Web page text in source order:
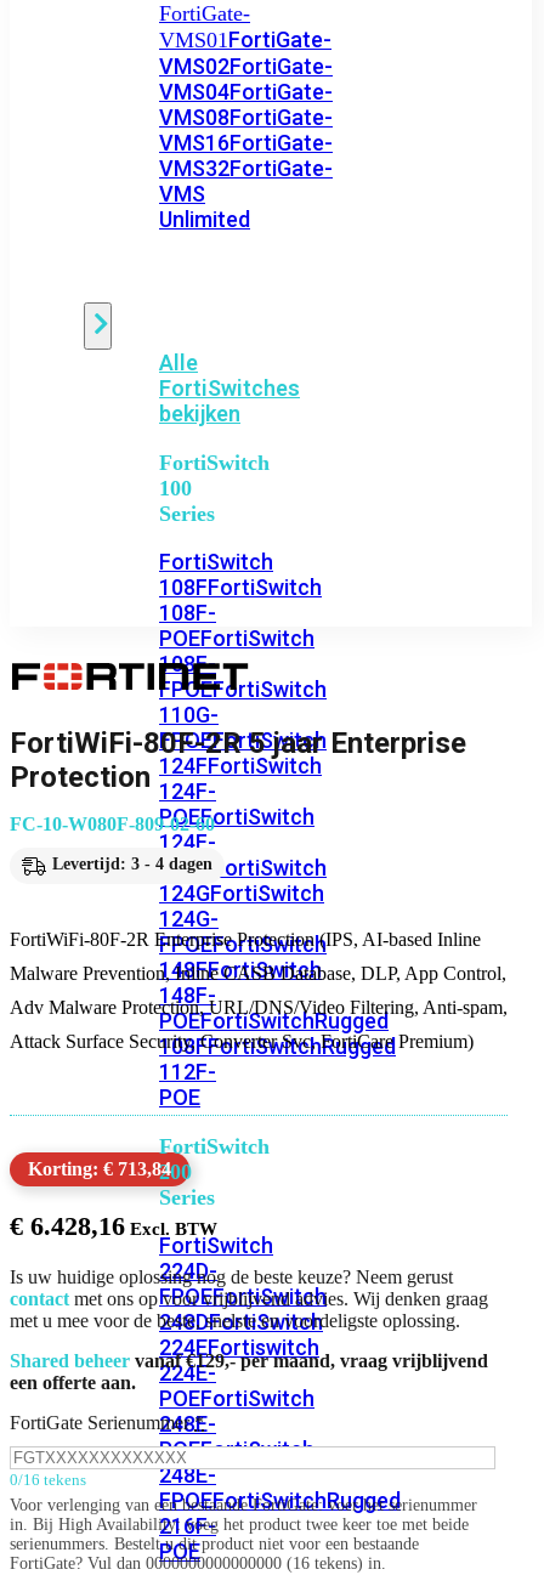
FortiGate-
VMS01FortiGate-
VMS02FortiGate-
VMS04FortiGate-
VMS08FortiGate-
VMS16FortiGate-
VMS32FortiGate-
VMS
Unlimited
Alle
FortiSwitches
bekijken
FortiSwitch
100
Series
FortiSwitch
108FFortiSwitch
108F-
POEFortiSwitch
108F-
FPOEFortiSwitch
110G-
FPOEFortiSwitch
124FFortiSwitch
124F-
POEFortiSwitch
124F-
FPOE FortiSwitch
124GFortiSwitch
124G-
FPOEFortiSwitch
148FFortiSwitch
148F-
POEFortiSwitchRugged
108FFortiSwitchRugged
112F-
POE
FortiSwitch
200
Series
FortiSwitch
224D-
FPOEFortiSwitch
248DFortiSwitch
224EFortiswitch
224E-
POEFortiSwitch
248E-
POEFortiSwitch
248E-
FPOEFortiSwitchRugged
216F-
POE
FortiWiFi-80F-2R 5 jaar Enterprise
Protection
FC-10-W080F-809-02-60
Levertijd: 3 - 4 dagen
FortiWiFi-80F-2R Enterprise Protection (IPS, AI-based Inline
Malware Prevention, Inline CASB Database, DLP, App Control,
Adv Malware Protection, URL/DNS/Video Filtering, Anti-spam,
Attack Surface Security, Converter Svc, FortiCare Premium)
Korting: € 713,84
€ 6.428,16
Is uw huidige oplossing nog de beste keuze? Neem gerust
contact met ons op voor vrijblijvend advies. Wij denken graag
met u mee voor de beste, snelste en voordeligste oplossing.
Shared beheer vanaf €129,- per maand, vraag vrijblijvend
een offerte aan.
FortiGate Serienummer *
0/16 tekens
Voor verlenging van een bestaande FortiGate: voer het serienummer
in. Bij High Availability: voeg het product twee keer toe met beide
serienummers. Bestelt u dit product niet voor een bestaande
FortiGate? Vul dan 0000000000000000 (16 tekens) in.